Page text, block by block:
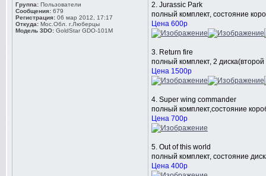
Группа: Пользователи
Сообщения: 679
Регистрация: 06 мар 2012, 17:17
Откуда: Мос.Обл. г.Люберцы
Модель 3DO: GoldStar GDO-101M
2. Jurassic Park
полный комплект, состояние
Цена 600р
3. Return fire
полный комплект, 2
Цена 1500р
4. Super wing commander
полный комплект,состояние
Цена 700р
5. Out of this world
полный комплект, состояние
Цена 400р